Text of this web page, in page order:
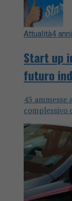
Attualità4
Start up
futuro
43
complessivo